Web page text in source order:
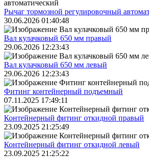
Рычаг тормозной регулировочный
30.06.2026 01:40:48
Вал кулачковый 650 мм правый
29.06.2026 12:23:43
Вал кулачковый 650 мм левый
29.06.2026 12:23:43
Фитинг контейнерный подъемный
07.11.2025 17:49:11
Контейнерный фитинг откидной правый
23.09.2025 21:25:49
Контейнерный фитинг откидной левый
23.09.2025 21:25:22